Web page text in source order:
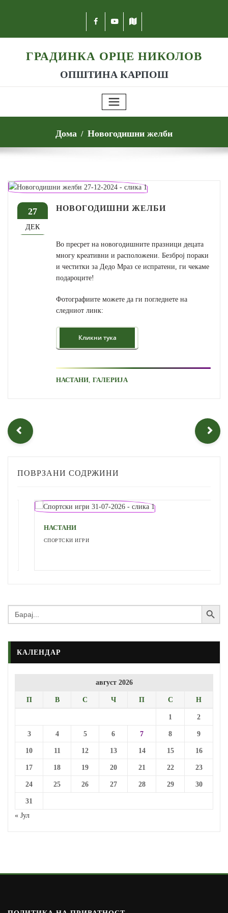
ГРАДИНКА ОРЦЕ НИКОЛОВ
ОПШТИНА КАРПОШ
Дома Новогодишни желби
27
ДЕК
НОВОГОДИШНИ ЖЕЛБИ
Во пресрет на новогодишните празници децата
многу креативни и расположени. Безброј пораки
и честитки за Дедо Мраз се испратени, ги чекаме
подароците!
Фотографиите можете да ги погледнете на
следниот линк:
НАСТАНИ,ГАЛЕРИЈА
ПОВРЗАНИ СОДРЖИНИ
НАСТАНИ
СПОРТСКИ ИГРИ
Search
for:
Search Button
КАЛЕНДАР
август 2026
П В С Ч П С Н
1 2
3 4 5 6 7 8 9
10 11 12 13 14 15 16
17 18 19 20 21 22 23
24 25 26 27 28 29 30
31
« Јул